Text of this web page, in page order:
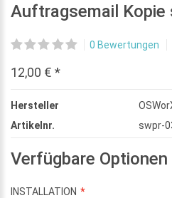
Auftragsemail Kopie
0 Bewertungen
12,00 € *
Hersteller
Artikelnr.
swpr-
Verfügbare Optionen
INSTALLATION